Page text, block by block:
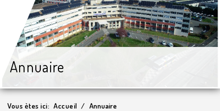
Annuaire
Vous ètes ici: Accueil Annuaire